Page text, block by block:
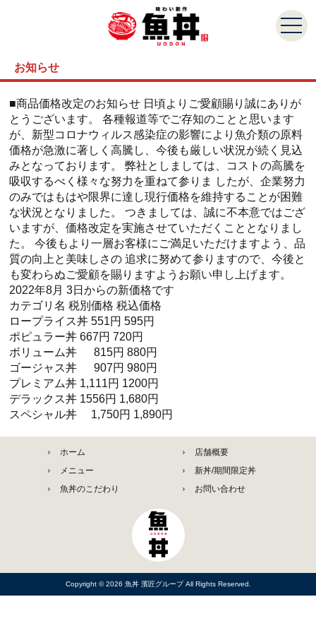
お知らせ
■商品価格改定のお知らせ 日頃よりご愛顧賜り誠にありが
とうございます。 各種報道等でご存知のことと思います
が、新型コロナウィルス感染症の影響により魚介類の原料
価格が急激に著しく高騰し、今後も厳しい状況が続く見込
みとなっております。 弊社としましては、コストの高騰を
吸収するべく様々な努力を重ねて参りま したが、企業努力
のみではもはや限界に達し現行価格を維持することが困難
な状況となりました。 つきましては、誠に不本意ではござ
いますが、価格改定を実施させていただくこととなりまし
た。 今後もより一層お客様にご満足いただけますよう、品
質の向上と美味しさの 追求に努めて参りますので、今後と
も変わらぬご愛顧を賜りますようお願い申し上げます。
2022年8月 3日からの新価格です
カテゴリ名 税別価格 税込価格
ロープライス丼 551円 595円
ポピュラー丼 667円 720円
ボリューム丼 815円 880円
ゴージャス丼 907円 980円
プレミアム丼 1,111円 1200円
デラックス丼 1556円 1,680円
スペシャル丼 1,750円 1,890円
ホーム
店舗概要
メニュー
新丼/期間限定丼
魚丼のこだわり
お問い合わせ
Copyright © 2026 魚丼 濱匠グループAll Rights Reserved.